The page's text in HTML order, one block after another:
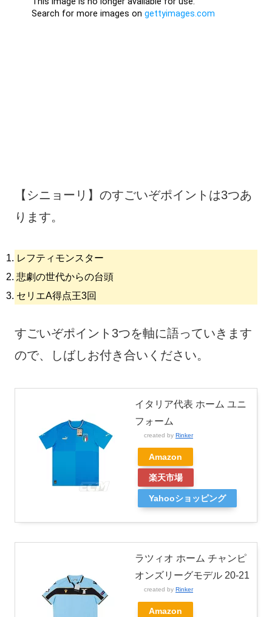
【シニョーリ】のすごいぞポイントは3つあ
ります。
レフティモンスター
悲劇の世代からの台頭
セリエA得点王3回
すごいぞポイント3つを軸に語っていきます
ので、しばしお付き合いください。
イタリア代表 ホーム ユニ
フォーム
created by Rinker
Amazon
楽天市場
Yahooショッピング
ラツィオ ホーム チャンピ
オンズリーグモデル 20-21
created by Rinker
Amazon